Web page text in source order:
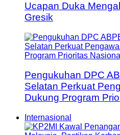
Ucapan Duka
Gresik
Pengukuhan DPC
Selatan Perkuat
Dukung Program
Internasional